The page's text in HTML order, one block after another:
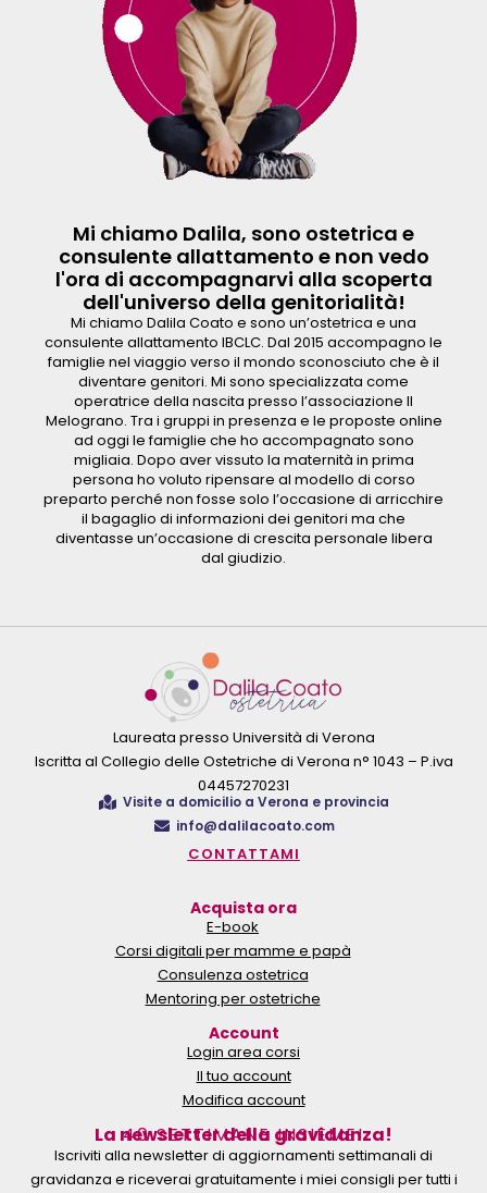
Mi chiamo Dalila, sono ostetrica e
consulente allattamento e non vedo
l'ora di accompagnarvi alla scoperta
dell'universo della genitorialità!
Mi chiamo Dalila Coato e sono un’ostetrica e una
consulente allattamento IBCLC. Dal 2015 accompagno le
famiglie nel viaggio verso il mondo sconosciuto che è il
diventare genitori. Mi sono specializzata come
operatrice della nascita presso l’associazione Il
Melograno. Tra i gruppi in presenza e le proposte online
ad oggi le famiglie che ho accompagnato sono
migliaia. Dopo aver vissuto la maternità in prima
persona ho voluto ripensare al modello di corso
preparto perché non fosse solo l’occasione di arricchire
il bagaglio di informazioni dei genitori ma che
diventasse un’occasione di crescita personale libera
dal giudizio.
Laureata presso Università di Verona
Iscritta al Collegio delle Ostetriche di Verona n° 1043 – P.iva
04457270231
Visite a domicilio a Verona e provincia
info@dalilacoato.com
CONTATTAMI
Acquista ora
E-book
Corsi digitali per mamme e papà
Consulenza ostetrica
Mentoring per ostetriche
Account
Login area corsi
Il tuo account
Modifica account
40 SETTIMANE INSIEME!
La newsletter della gravidanza!
Iscriviti alla newsletter di aggiornamenti settimanali di
gravidanza e riceverai gratuitamente i miei consigli per tutti i